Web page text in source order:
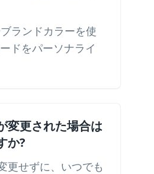
ランドカラーを使
ドをパーソナライ
変更された場合は
か?
更せずに、いつでも